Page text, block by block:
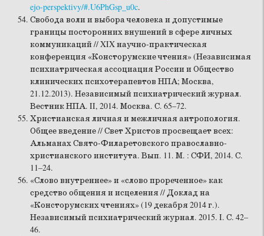
ejo-perspektivy/#.U6PhGsp_u0c.
Свобода воли и выбора человека и допустимые
границы посторонних внушений в сфере личных
коммуникаций // XIX научно-практическая
конференция «Консторумские чтения» (Независимая
психиатрическая ассоциация России и Общество
клинических психотерапевтов НПА; Москва,
21.12.2013). Независимый психиатрический журнал.
Вестник НПА. II, 2014. Москва. С. 65–72.
Христианская личная и межличная антропология.
Общее введение // Свет Христов просвещает всех:
Альманах Свято-Филаретовского православно-
христианского института. Вып. 11. М. : СФИ, 2014. С.
11–24.
«Слово внутреннее» и «слово прореченное» как
средство общения и исцеления // Доклад на
«Консторумских чтениях» (19 декабря 2014 г.).
Независимый психиатрический журнал. 2015. I. С. 42–
46.